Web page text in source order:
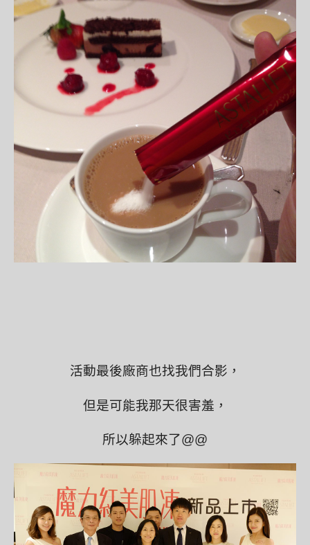
活動最後廠商也找我們合影，
但是可能我那天很害羞，
所以躲起來了@@